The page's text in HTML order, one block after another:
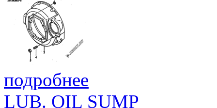
подробнее
LUB. OIL SUMP